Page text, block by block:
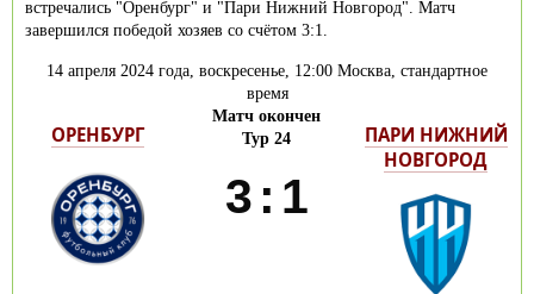
встречались "Оренбург" и "Пари Нижний Новгород". Матч
завершился победой хозяев со счётом 3:1.
14 апреля 2024 года, воскресенье, 12:00 Москва, стандартное
время
ОРЕНБУРГ
Матч окончен
Тур 24
3 : 1
ПАРИ НИЖНИЙ
НОВГОРОД